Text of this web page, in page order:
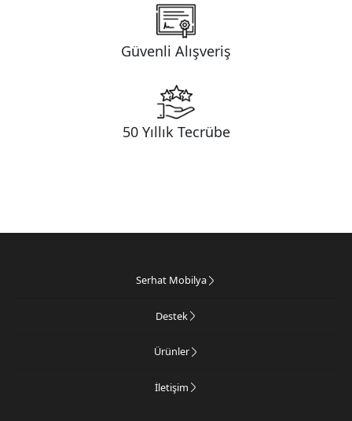
Güvenli Alışveriş
50 Yıllık Tecrübe
Serhat Mobilya
Destek
Ürünler
İletişim